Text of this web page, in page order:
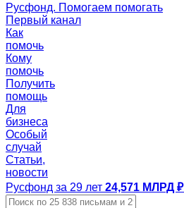
Русфонд. Помогаем помогать
Первый канал
Как
помочь
Кому
помочь
Получить
помощь
Для
бизнеса
Особый
случай
Статьи,
новости
Русфонд за 29 лет 24,571 МЛРД ₽